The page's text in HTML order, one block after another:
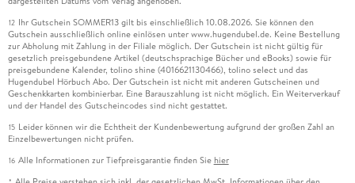
12 Ihr Gutschein SOMMER13 gilt bis einschließlich 10.08.2026. Sie können den
Gutschein ausschließlich online einlösen unter www.hugendubel.de. Keine Bestellung
zur Abholung mit Zahlung in der Filiale möglich. Der Gutschein ist nicht gültig für
gesetzlich preisgebundene Artikel (deutschsprachige Bücher und eBooks) sowie für
preisgebundene Kalender, tolino shine (4016621130466), tolino select und das
Hugendubel Hörbuch Abo. Der Gutschein ist nicht mit anderen Gutscheinen und
Geschenkkarten kombinierbar. Eine Barauszahlung ist nicht möglich. Ein Weiterverkauf
und der Handel des Gutscheincodes sind nicht gestattet.
15 Leider können wir die Echtheit der Kundenbewertung aufgrund der großen Zahl an
Einzelbewertungen nicht prüfen.
16 Alle Informationen zur Tiefpreisgarantie finden Sie hier